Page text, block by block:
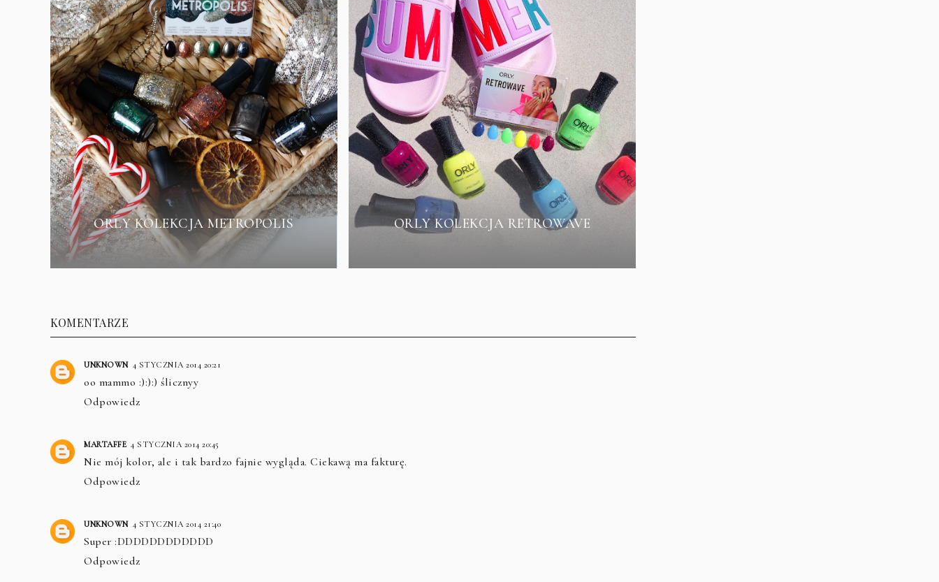
ORLY KOLEKCJA METROPOLIS ORLY KOLEKCJA RETROWAVE
KOMENTARZE
UNKNOWN 4 STYCZNIA 2014 20:21
oo mammo :):):) ślicznyy
Odpowiedz
MARTAFFE 4 STYCZNIA 2014 20:45
Nie mój kolor, ale i tak bardzo fajnie wygląda. Ciekawą ma fakturę.
Odpowiedz
UNKNOWN 4 STYCZNIA 2014 21:40
Super :DDDDDDDDDDDD
Odpowiedz